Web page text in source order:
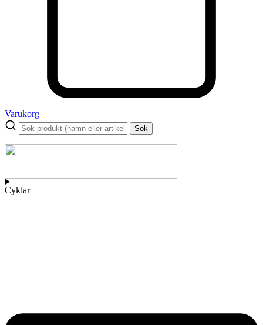
Varukorg
Sök
Cyklar